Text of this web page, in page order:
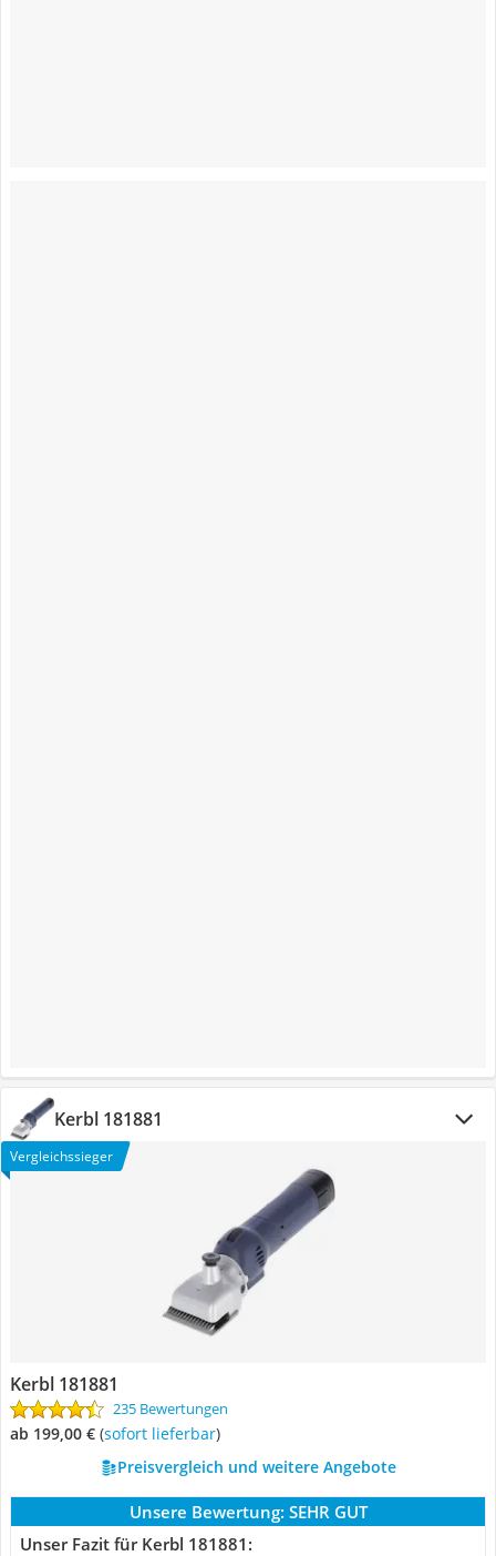
Kerbl 181881
Vergleichssieger
Kerbl 181881
235 Bewertungen
ab 199,00 € ( Sofort lieferbar)
Preisvergleich und weitere Angebote
Unsere Bewertung: SEHR GUT
Unser Fazit für Kerbl 181881: